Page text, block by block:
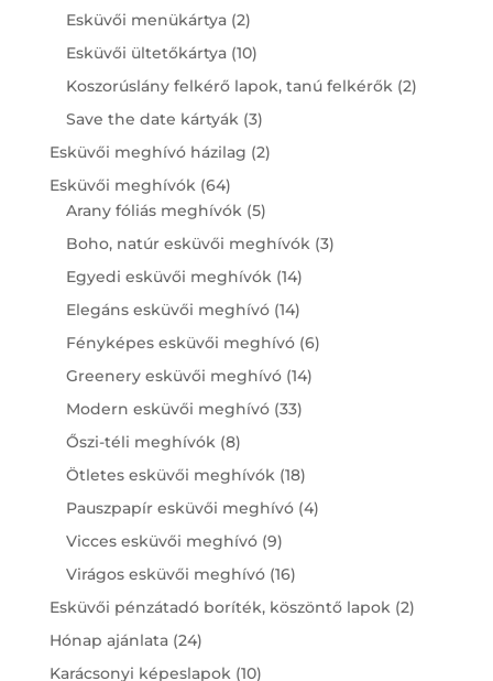
products
Esküvői menükártya 22
products
Esküvői ültetőkártya 1010
products
Koszorúslány felkérő lapok, tanú felkérők 22
Save the date kártyák 33
products
Esküvői meghívó házilag 22
Esküvői meghívók 6464
products
Arany fóliás meghívók 55
products
Boho, natúr esküvői meghívók 33
Egyedi esküvői meghívók 1414
products
Elegáns esküvői meghívó 1414
products
Fényképes esküvői meghívó 66
Greenery esküvői meghívó 1414
Modern esküvői meghívó 3333
Őszi-téli meghívók 88
products
Ötletes esküvői meghívók 1818
products
Pauszpapír esküvői meghívó 44
Vicces esküvői meghívó 99
products
Virágos esküvői meghívó 1616
products
Esküvői pénzátadó boríték, köszöntő lapok 22
Hónap ajánlata 2424
products
Karácsonyi képeslapok 1010